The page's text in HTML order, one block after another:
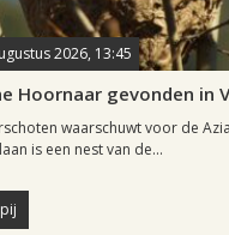
2026, 13:45
Hoornaar gevonden in
waarschuwt voor de
is een nest van de...